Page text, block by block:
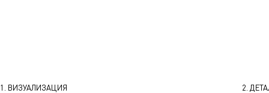
1. ВИЗУАЛИЗАЦИЯ 2.